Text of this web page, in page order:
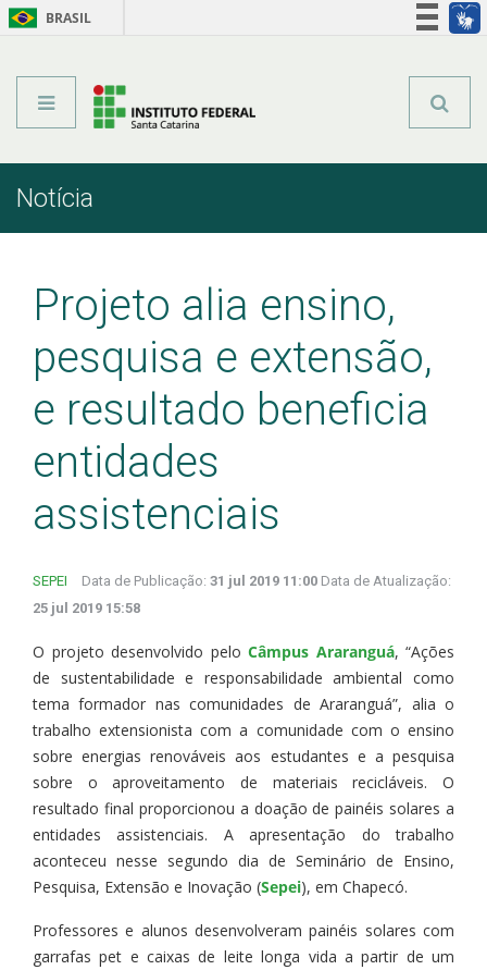
BRASIL
NotíciaInício
Projeto alia ensino,
pesquisa e extensão,
e resultado beneficia
entidades
assistenciais
SEPEI Data de Publicação: 31 jul 2019 11:00 Data de Atualização:
25 jul 2019 15:58
O projeto desenvolvido pelo Câmpus Araranguá, “Ações
de sustentabilidade e responsabilidade ambiental como
tema formador nas comunidades de Araranguá”, alia o
trabalho extensionista com a comunidade com o ensino
sobre energias renováveis aos estudantes e a pesquisa
sobre o aproveitamento de materiais recicláveis. O
resultado final proporcionou a doação de painéis solares a
entidades assistenciais. A apresentação do trabalho
aconteceu nesse segundo dia de Seminário de Ensino,
Pesquisa, Extensão e Inovação (Sepei), em Chapecó.
Professores e alunos desenvolveram painéis solares com
garrafas pet e caixas de leite longa vida a partir de um